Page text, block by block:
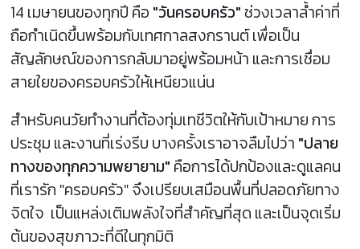
14 เมษายนของทุกปี คือ "วันครอบครัว"ช่วงเวลาล้ำค่าที่
ถือกำเนิดขึ้นพร้อมกับเทศกาลสงกรานต์ เพื่อเป็น
สัญลักษณ์ของการกลับมาอยู่พร้อมหน้า และการเชื่อม
สายใยของครอบครัวให้เหนียวแน่น
สำหรับคนวัยทำงานที่ต้องทุ่มเทชีวิตให้กับเป้าหมาย การ
ประชุม และงานที่เร่งรีบ บางครั้งเราอาจลืมไปว่า "ปลาย
ทางของทุกความพยายาม" คือการได้ปกป้องและดูแลคน
ที่เรารัก "ครอบครัว" จึงเปรียบเสมือนพื้นที่ปลอดภัยทาง
จิตใจ เป็นแหล่งเติมพลังใจที่สำคัญที่สุด และเป็นจุดเริ่ม
ต้นของสุขภาวะที่ดีในทุกมิติ